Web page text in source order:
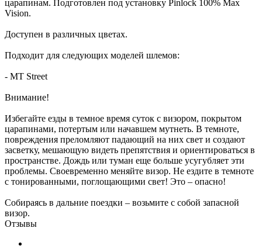
царапинам. Подготовлен под установку Pinlock 100% Max
Vision.
Доступен в различных цветах.
Подходит для следующих моделей шлемов:
- MT Street
Внимание!
Избегайте езды в темное время суток с визором, покрытом
царапинами, потертым или начавшем мутнеть. В темноте,
повреждения преломляют падающий на них свет и создают
засветку, мешающую видеть препятствия и ориентироваться в
пространстве. Дождь или туман еще больше усугубляет эти
проблемы. Своевременно меняйте визор. Не ездите в темноте
с тонированными, поглощающими свет! Это – опасно!
Собираясь в дальние поездки – возьмите с собой запасной
визор.
Отзывы